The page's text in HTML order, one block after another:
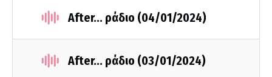
After... ράδιο (04/01/2024)
After... ράδιο (03/01/2024)